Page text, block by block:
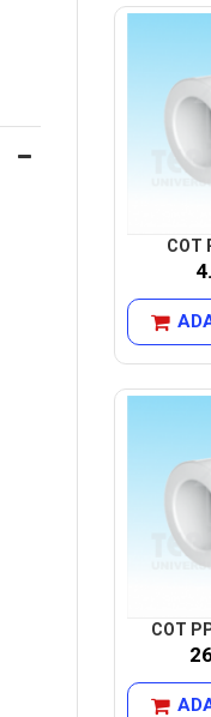
COT
COT